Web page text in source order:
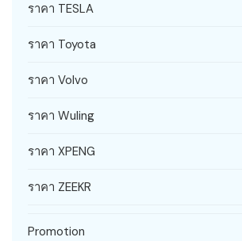
ราคา TESLA
ราคา Toyota
ราคา Volvo
ราคา Wuling
ราคา XPENG
ราคา ZEEKR
Promotion